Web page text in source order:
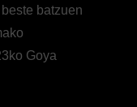
batzuen
Goya